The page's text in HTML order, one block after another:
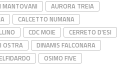
MANTOVANI
AURORA TREIA
CALCETTO NUMANA
CDC MOIE
CERRETO D'ESI
OSTRA
DINAMIS FALCONARA
OSIMO FIVE